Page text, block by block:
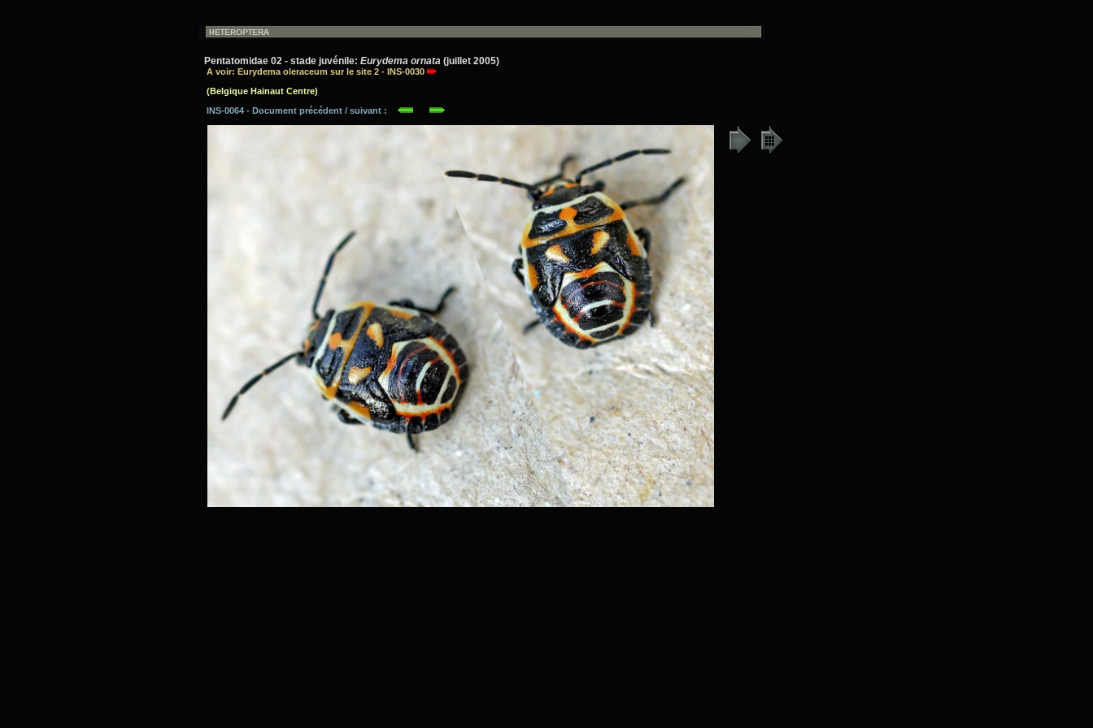
Pentatomidae 02 - stade juvénile: Eurydema ornata (juillet 2005)
A voir: Eurydema oleraceum sur le site 2 - INS-0030
(Belgique Hainaut Centre)
INS-0064 - Document précédent / suivant :